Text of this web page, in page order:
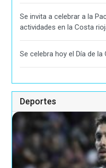
Se invita a celebrar a la
actividades en la Costa
Se celebra hoy el Día de la
Deportes